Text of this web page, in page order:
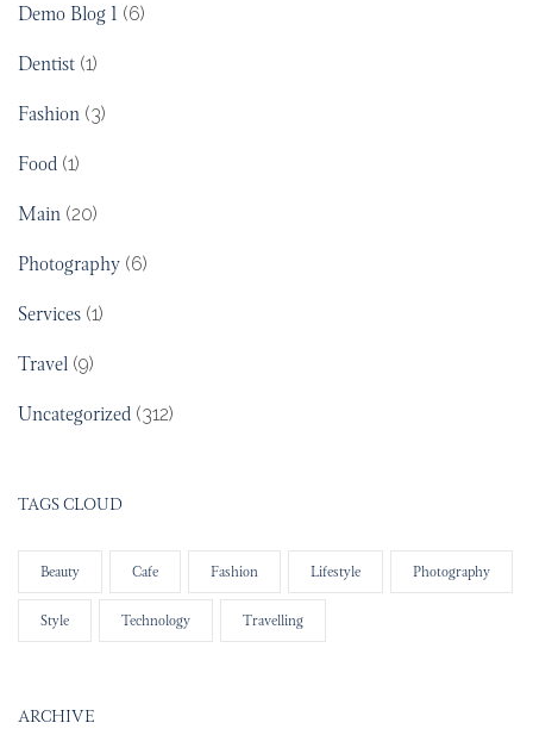
Demo Blog 1 (6)
Dentist (1)
Fashion (3)
Food (1)
Main (20)
Photography (6)
Services (1)
Travel (9)
Uncategorized (312)
TAGS CLOUD
Beauty Cafe Fashion Lifestyle Photography
Style Technology Travelling
ARCHIVE